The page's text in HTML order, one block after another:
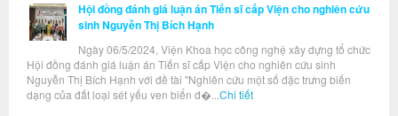
Hội đồng đánh giá luận án Tiến sĩ cấp Viện cho nghiên cứu
sinh Nguyễn Thị Bích Hạnh
Ngày 06/5/2024, Viện Khoa học công nghệ xây dựng tổ chức
Hội đồng đánh giá luận án Tiến sĩ cấp Viện cho nghiên cứu sinh
Nguyễn Thị Bích Hạnh với đề tài "Nghiên cứu một số đặc trưng biến
dạng của đất loại sét yếu ven biển đ�... Chi tiết